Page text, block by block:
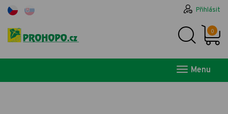
Přihlásit
0
Menu